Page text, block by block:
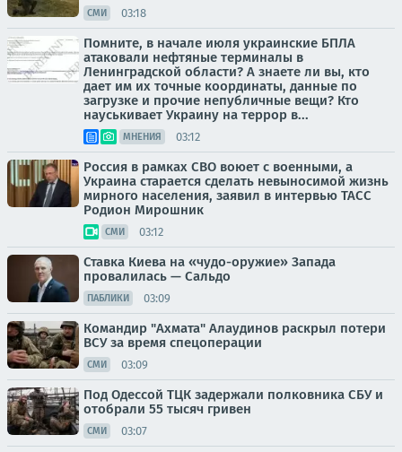
СМИ 03:18
Помните, в начале июля украинские БПЛА
атаковали нефтяные терминалы в
Ленинградской области? А знаете ли вы, кто
дает им их точные координаты, данные по
загрузке и прочие непубличные вещи? Кто
науськивает Украину на террор в...
МНЕНИЯ 03:12
Россия в рамках СВО воюет с военными, а
Украина старается сделать невыносимой жизнь
мирного населения, заявил в интервью ТАСС
Родион Мирошник
СМИ 03:12
Ставка Киева на «чудо-оружие» Запада
провалилась — Сальдо
ПАБЛИКИ 03:09
Командир "Ахмата" Алаудинов раскрыл потери
ВСУ за время спецоперации
СМИ 03:09
Под Одессой ТЦК задержали полковника СБУ и
отобрали 55 тысяч гривен
СМИ 03:07